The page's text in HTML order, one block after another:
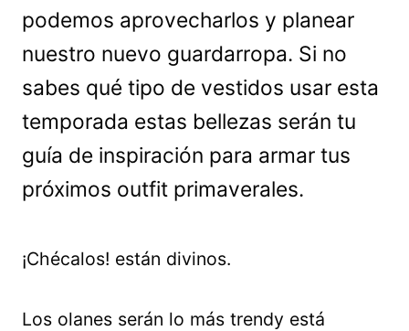
podemos aprovecharlos y planear
nuestro nuevo guardarropa. Si no
sabes qué tipo de vestidos usar esta
temporada estas bellezas serán tu
guía de inspiración para armar tus
próximos outfit primaverales.
¡Chécalos! están divinos.
Los olanes serán lo más trendy está